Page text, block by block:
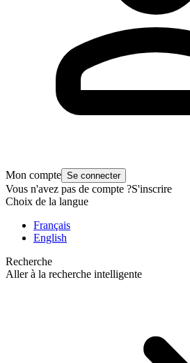
Mon compte Se connecter
Vous n'avez pas de compte ?S'inscrire
Choix de la langue
Français
English
Recherche
Aller à la recherche intelligente